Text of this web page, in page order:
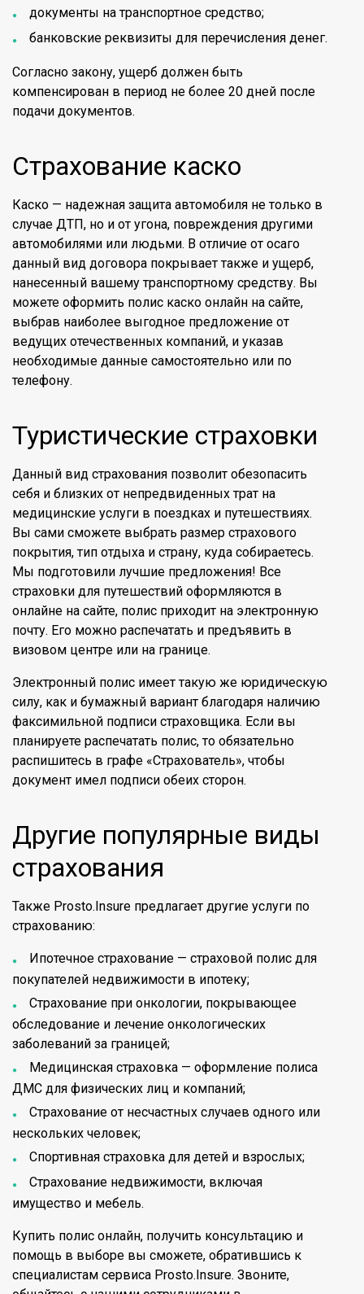
документы на транспортное средство;
банковские реквизиты для перечисления денег.
Согласно закону, ущерб должен быть
компенсирован в период не более 20 дней после
подачи документов.
Страхование каско
Каско — надежная защита автомобиля не только в
случае ДТП, но и от угона, повреждения другими
автомобилями или людьми. В отличие от осаго
данный вид договора покрывает также и ущерб,
нанесенный вашему транспортному средству. Вы
можете оформить полис каско онлайн на сайте,
выбрав наиболее выгодное предложение от
ведущих отечественных компаний, и указав
необходимые данные самостоятельно или по
телефону.
Туристические страховки
Данный вид страхования позволит обезопасить
себя и близких от непредвиденных трат на
медицинские услуги в поездках и путешествиях.
Вы сами сможете выбрать размер страхового
покрытия, тип отдыха и страну, куда собираетесь.
Мы подготовили лучшие предложения! Все
страховки для путешествий оформляются в
онлайне на сайте, полис приходит на электронную
почту. Его можно распечатать и предъявить в
визовом центре или на границе.
Электронный полис имеет такую же юридическую
силу, как и бумажный вариант благодаря наличию
факсимильной подписи страховщика. Если вы
планируете распечатать полис, то обязательно
распишитесь в графе «Страхователь», чтобы
документ имел подписи обеих сторон.
Другие популярные виды
страхования
Также Prosto.Insure предлагает другие услуги по
страхованию:
Ипотечное страхование — страховой полис для
покупателей недвижимости в ипотеку;
Страхование при онкологии, покрывающее
обследование и лечение онкологических
заболеваний за границей;
Медицинская страховка — оформление полиса
ДМС для физических лиц и компаний;
Страхование от несчастных случаев одного или
нескольких человек;
Спортивная страховка для детей и взрослых;
Страхование недвижимости, включая
имущество и мебель.
Купить полис онлайн, получить консультацию и
помощь в выборе вы сможете, обратившись к
специалистам сервиса Prosto.Insure. Звоните,